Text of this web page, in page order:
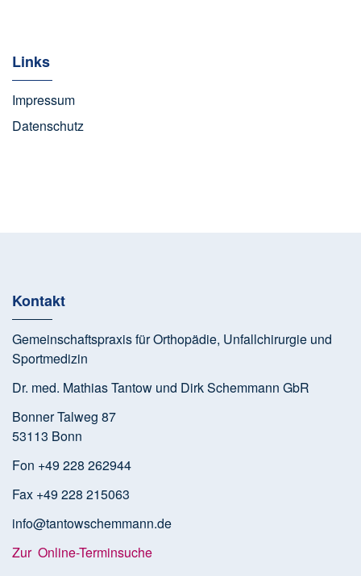
Links
Impressum
Datenschutz
Kontakt
Gemeinschaftspraxis für Orthopädie, Unfallchirurgie und
Sportmedizin
Dr. med. Mathias Tantow und Dirk Schemmann GbR
Bonner Talweg 87
53113 Bonn
Fon +49 228 262944
Fax +49 228 215063
info@tantowschemmann.de
Zur Online-Terminsuche